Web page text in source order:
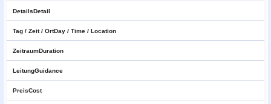
DetailsDetail
Tag / Zeit / OrtDay / Time / Location
ZeitraumDuration
LeitungGuidance
PreisCost